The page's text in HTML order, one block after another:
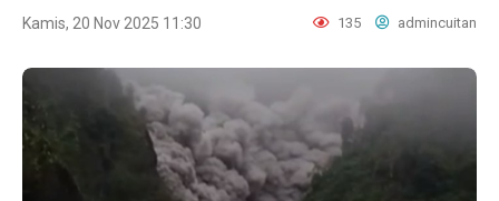
Kamis, 20 Nov 2025 11:30 135 admincuitan